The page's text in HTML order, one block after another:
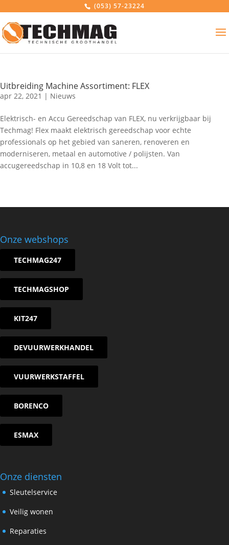
(053) 57-23224
Uitbreiding Machine Assortiment: FLEX
apr 22, 2021 | Nieuws
Elektrisch- en Accu Gereedschap van FLEX, nu verkrijgbaar bij
Techmag! ​​Flex maakt elektrisch gereedschap voor echte
professionals op het gebied van saneren, renoveren en
moderniseren, metaal en automotive / polijsten. Van
accugereedschap in 10,8 en 18 Volt tot...
Onze webshops
TECHMAG247
TECHMAGSHOP
KIT247
DEVUURWERKHANDEL
VUURWERKSTAFFEL
BORENCO
ESMAX
Onze diensten
Sleutelservice
Veilig wonen
Reparaties